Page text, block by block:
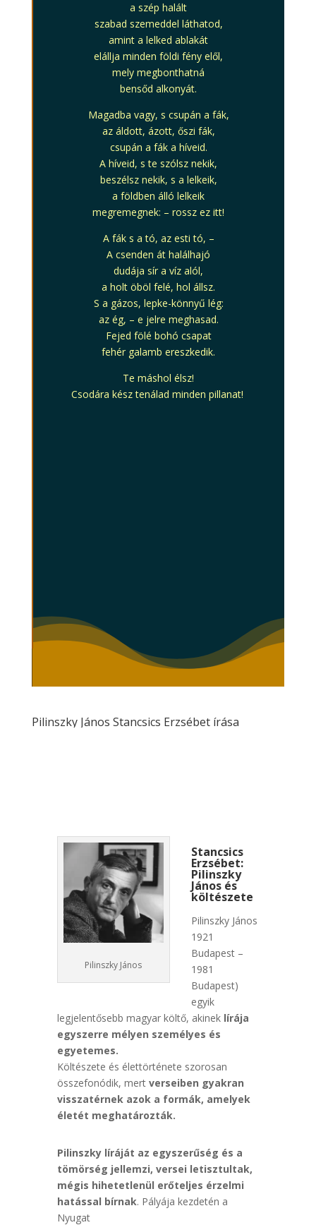
a szép halált
szabad szemeddel láthatod,
amint a lelked ablakát
elállja minden földi fény elől,
mely megbonthatná
bensőd alkonyát.
Magadba vagy, s csupán a fák,
az áldott, ázott, őszi fák,
csupán a fák a híveid.
A híveid, s te szólsz nekik,
beszélsz nekik, s a lelkeik,
a földben álló lelkeik
megremegnek: – rossz ez itt!
A fák s a tó, az esti tó, –
A csenden át halálhajó
dudája sír a víz alól,
a holt öböl felé, hol állsz.
S a gázos, lepke-könnyű lég:
az ég, – e jelre meghasad.
Fejed fölé bohó csapat
fehér galamb ereszkedik.
Te máshol élsz!
Csodára kész tenálad minden pillanat!
Pilinszky János Stancsics Erzsébet írása
Pilinszky János
Stancsics
Erzsébet:
Pilinszky
János és
költészete
Pilinszky János
1921
Budapest –
1981
Budapest)
egyik
legjelentősebb magyar költő, akineklírája
egyszerre mélyen személyes és
egyetemes.
Költészete és élettörténete szorosan
összefonódik, mert verseiben gyakran
visszatérnek azok a formák, amelyek
életét meghatározták.
Pilinszky líráját az egyszerűség és a
tömörség jellemzi, versei letisztultak,
mégis hihetetlenül erőteljes érzelmi
hatással bírnak. Pályája kezdetén a
Nyugat